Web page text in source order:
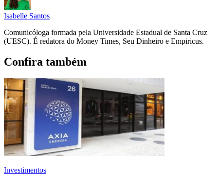
Isabelle Santos
Comunicóloga formada pela Universidade Estadual de Santa Cruz
(UESC). É redatora do Money Times, Seu Dinheiro e Empiricus.
Confira também
Investimentos